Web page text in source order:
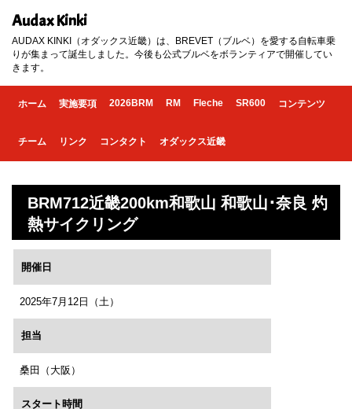
Audax Kinki
AUDAX KINKI（オダックス近畿）は、BREVET（ブルベ）を愛する自転車乗
りが集まって誕生しました。今後も公式ブルベをボランティアで開催してい
きます。
ホーム 実施要項 2026BRM RM Fleche SR600 コンテンツ
チーム リンク コンタクト オダックス近畿
BRM712近畿200km和歌山 和歌山･奈良 灼
熱サイクリング
開催日
2025年7月12日（土）
担当
桑田（大阪）
スタート時間